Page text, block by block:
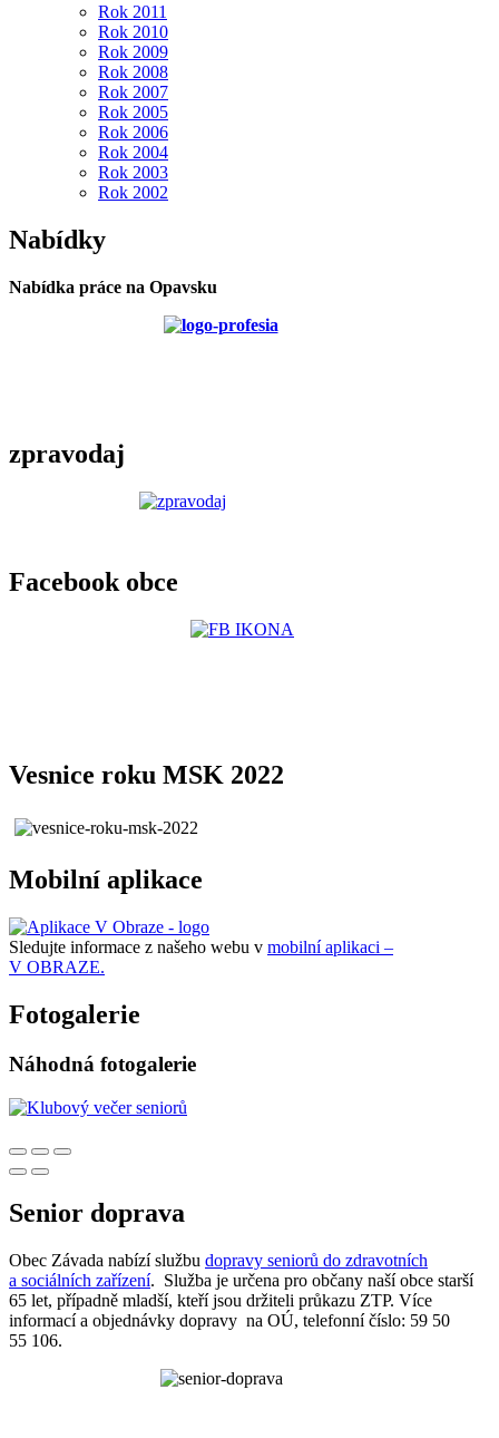
Rok 2011
Rok 2010
Rok 2009
Rok 2008
Rok 2007
Rok 2005
Rok 2006
Rok 2004
Rok 2003
Rok 2002
Nabídky
Nabídka práce na Opavsku
zpravodaj
Facebook obce
Vesnice roku MSK 2022
Mobilní aplikace
Sledujte informace z našeho webu v mobilní aplikaci –
V OBRAZE.
Fotogalerie
Náhodná fotogalerie
Senior doprava
Obec Závada nabízí službu dopravy seniorů do zdravotních
a sociálních zařízení. Služba je určena pro občany naší obce starší
65 let, případně mladší, kteří jsou držiteli průkazu ZTP. Více
informací a objednávky dopravy na OÚ, telefonní číslo: 59 50
55 106.